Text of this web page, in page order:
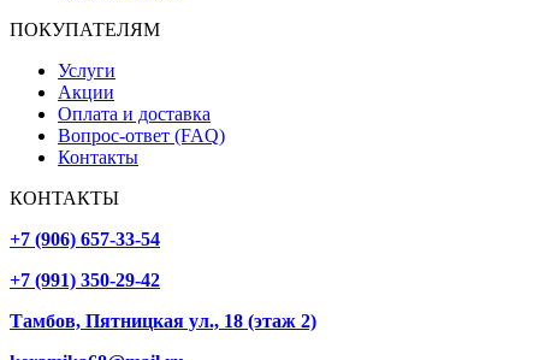
ПОКУПАТЕЛЯМ
Услуги
Акции
Оплата и доставка
Вопрос-ответ (FAQ)
Контакты
КОНТАКТЫ
+7 (906) 657-33-54
+7 (991) 350-29-42
Тамбов, Пятницкая ул., 18 (этаж 2)